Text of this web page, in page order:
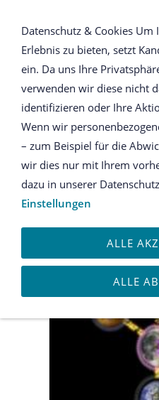
Poster
BAUM DES
Datenschutz & Cookies Um Ihnen ein komfortables Surf-
Erlebnis zu bieten, setzt
ein. Da uns Ihre
verwenden wir diese nicht
identifizieren oder Ihre
Wenn wir
– zum Beispiel für die
wir dies nur mit Ihrem
dazu in unserer
Einstellungen
ALLE
ALLE